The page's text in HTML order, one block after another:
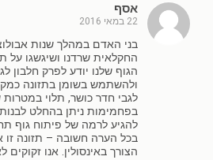
אסף
22 במאי 2016
בני האדם במהלך שנות
החקלאית שרדנו ושיגשגו על
הגוף שלנו יודע לפרק חלבון
ולהשתמש בשומן בתזונה
לגבי חדר כושר, תלוי
בפחמימות ניתן בהחלט
להגיע לרמה של פיתוח גוף
בכל הערה חשובה – תזונה זו
הצורך באינסולין. אנו זקוקים